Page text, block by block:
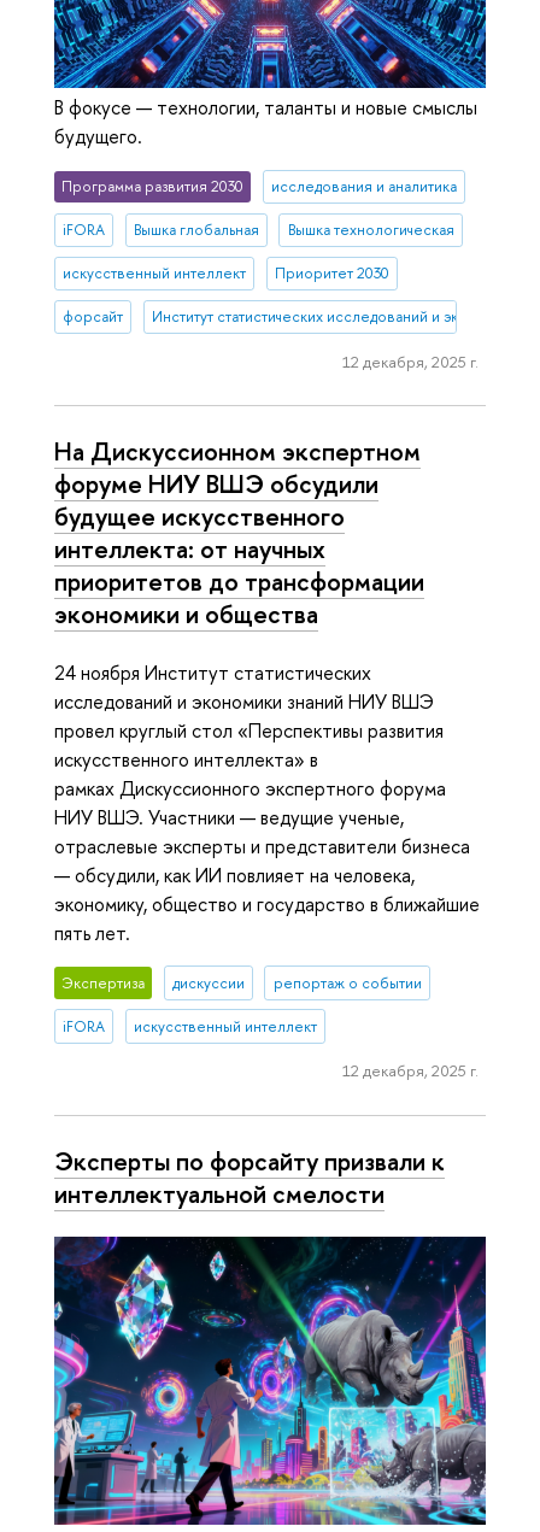
В фокусе — технологии, таланты и новые смыслы
будущего.
Программа развития 2030 исследования и аналитика
iFORA Вышка глобальная Вышка технологическая
искусственный интеллект Приоритет 2030
форсайт Институт статистических исследований и экономики
12 декабря, 2025 г.
На Дискуссионном экспертном
форуме НИУ ВШЭ обсудили
будущее искусственного
интеллекта: от научных
приоритетов до трансформации
экономики и общества
24 ноября Институт статистических
исследований и экономики знаний НИУ ВШЭ
провел круглый стол «Перспективы развития
искусственного интеллекта» в
рамках Дискуссионного экспертного форума
НИУ ВШЭ. Участники — ведущие ученые,
отраслевые эксперты и представители бизнеса
— обсудили, как ИИ повлияет на человека,
экономику, общество и государство в ближайшие
пять лет.
Экспертиза дискуссии репортаж о событии
iFORA искусственный интеллект
12 декабря, 2025 г.
Эксперты по форсайту призвали к
интеллектуальной смелости